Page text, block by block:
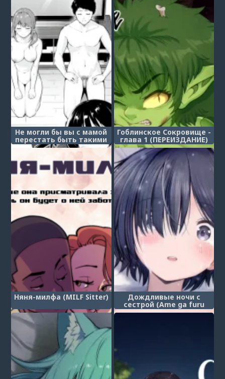
Не могли бы вы с мамой
перестать быть такими
шлюхами?! (Yariman
Oyako ga Yametekurenai!)
Гоблинское Сокровище -
глава 1 (ПЕРЕИЗДАНИЕ)
(Goblin Treasure RAMAKE)
Няня-милфа (MILF Sitter) Дождливые ночи с
сестрой (Ame ga furu
yoru ni dake gimai o daku